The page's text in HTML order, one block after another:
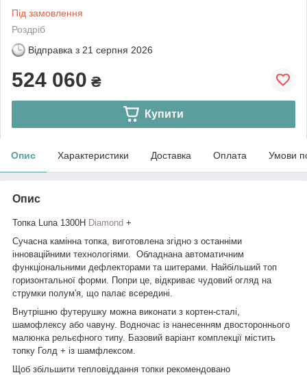
Під замовлення
Роздріб
Відправка з 21 серпня 2026
524 060 ₴
Купити
Опис Характеристики Доставка Оплата Умови
Опис
Топка Luna 1300Н Diamond +
Сучасна камінна топка, виготовлена згідно з останніми
інноваційними технологіями.
Обладнана автоматичним
функціональними дефлекторами та шитерами. Найбільший топ
горизонтальної форми. Попри це, відкриває чудовий огляд на
струмки полум'я, що палає всередині.
Внутрішню футерушку можна виконати з кортен-сталі,
шамофлексу або чавуну. Водночас із нанесенням двостороннього
малюнка рельєфного типу. Базовий варіант комплекції містить
топку Голд + із шамфлексом.
Щоб збільшити тепловіддання топки рекомендовано